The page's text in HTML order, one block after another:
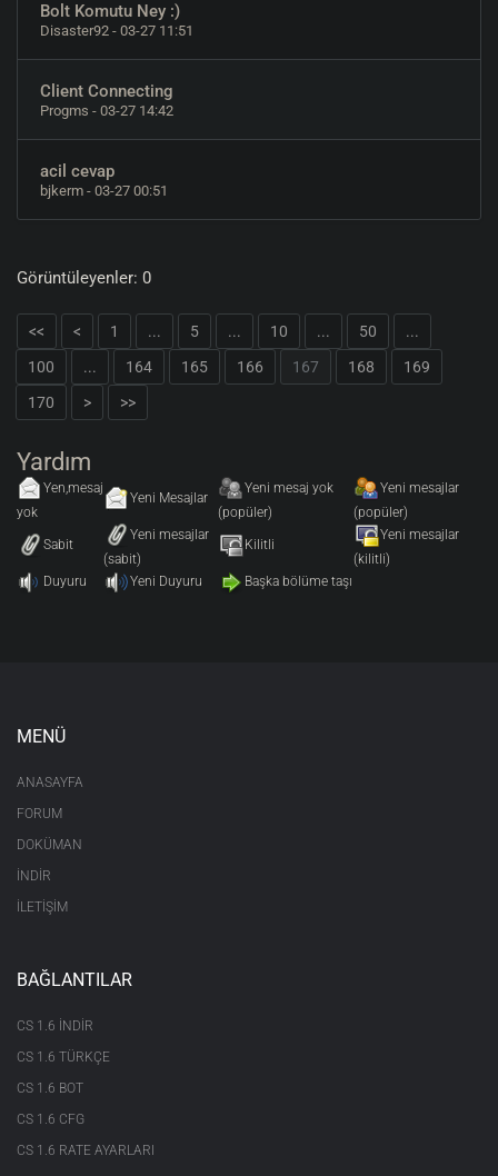
Bolt Komutu Ney :)
Disaster92 - 03-27 11:51
Client Connecting
Progms - 03-27 14:42
acil cevap
bjkerm - 03-27 00:51
Görüntüleyenler: 0
<< < 1 ... 5 ... 10 ... 50
...
100
... 164 165 166 167 168
169
170
> >>
Yardım
Yen,mesaj
yok
Yeni Mesajlar
Yeni mesaj yok
(popüler)
Yeni mesajlar
(popüler)
Sabit
Yeni mesajlar
(sabit)
Kilitli
Yeni mesajlar
(kilitli)
Duyuru
Yeni Duyuru Başka bölüme taşı
MENÜ
ANASAYFA
FORUM
DOKÜMAN
İNDİR
İLETİŞİM
BAĞLANTILAR
CS 1.6 INDIR
CS 1.6 TÜRKÇE
CS 1.6 BOT
CS 1.6 CFG
CS 1.6 RATE AYARLARI